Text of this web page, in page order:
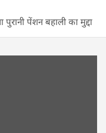
पेंशन बहाली का मुद्दा